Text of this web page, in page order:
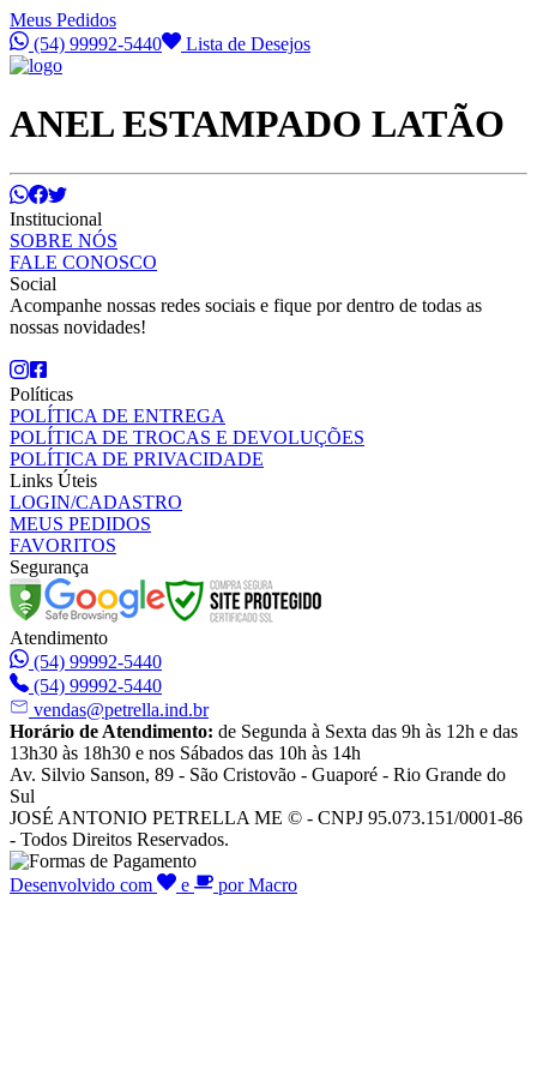
Meus Pedidos
(54) 99992-5440
Lista de Desejos
ANEL ESTAMPADO LATÃO
Institucional
SOBRE NÓS
FALE CONOSCO
Social
Acompanhe nossas redes sociais e fique por dentro de todas as
nossas novidades!
Políticas
POLÍTICA DE ENTREGA
POLÍTICA DE TROCAS E DEVOLUÇÕES
POLÍTICA DE PRIVACIDADE
Links Úteis
LOGIN/CADASTRO
MEUS PEDIDOS
FAVORITOS
Segurança
Atendimento
(54) 99992-5440
(54) 99992-5440
vendas@petrella.ind.br
Horário de Atendimento: de Segunda à Sexta das 9h às 12h e das
13h30 às 18h30 e nos Sábados das 10h às 14h
Av. Silvio Sanson, 89 - São Cristovão - Guaporé - Rio Grande do
Sul
JOSÉ ANTONIO PETRELLA ME © - CNPJ 95.073.151/0001-86
- Todos Direitos Reservados.
Desenvolvido com e por Macro